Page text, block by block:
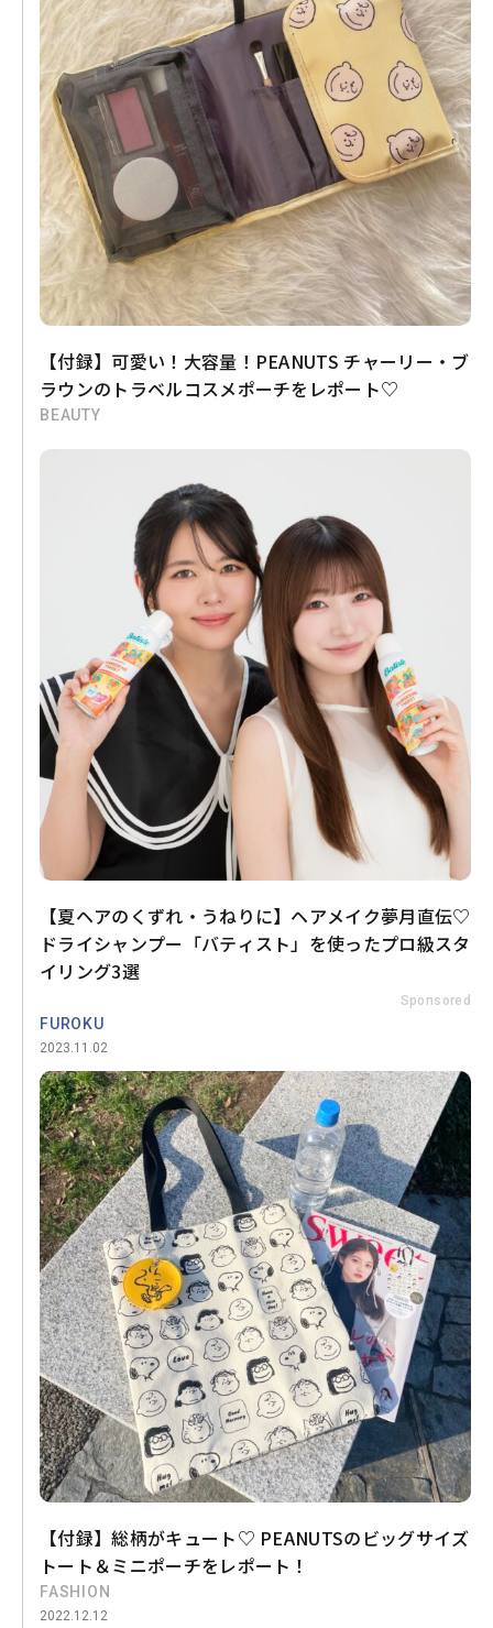
【付録】可愛い！大容量！PEANUTS チャーリー・ブ
ラウンのトラベルコスメポーチをレポート♡
BEAUTY
【夏ヘアのくずれ・うねりに】ヘアメイク夢月直伝♡
ドライシャンプー「バティスト」を使ったプロ級スタ
イリング3選
Sponsored
FUROKU
2023.11.02
【付録】総柄がキュート♡ PEANUTSのビッグサイズ
トート＆ミニポーチをレポート！
FASHION
2022.12.12